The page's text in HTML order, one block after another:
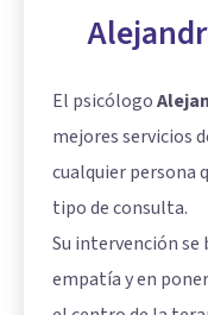
El psicólogo
mejores servicios
cualquier persona
tipo de consulta.
Su intervención se
empatía y en